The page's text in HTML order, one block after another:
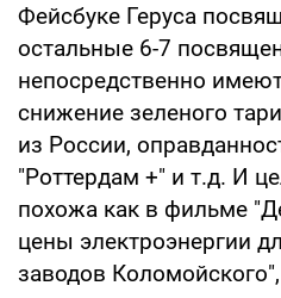
Фейсбуке Геруса
остальные 6-7
непосредственно
снижение зеленого
из России,
"Роттердам +" и т.д. И
похожа как в фильме
цены электроэнергии
заводов